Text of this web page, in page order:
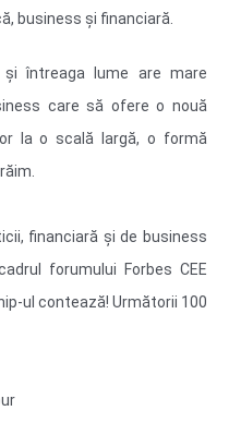
business și financiară.
și întreaga lume are mare
care să ofere o nouă
la o scală largă, o formă
financiară și de business
forumului Forbes CEE
ul contează! Următorii 100